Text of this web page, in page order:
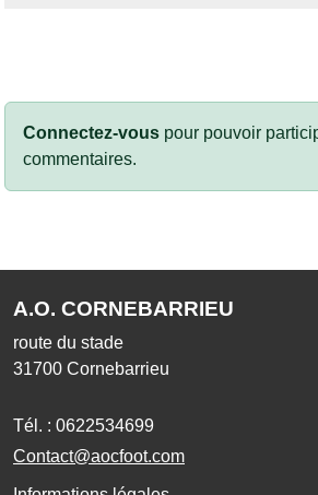
Connectez-vous pour pouvoir
commentaires.
A.O. CORNEBARRIEU
route du stade
31700 Cornebarrieu
Tél. : 0622534699
Contact@aocfoot.com